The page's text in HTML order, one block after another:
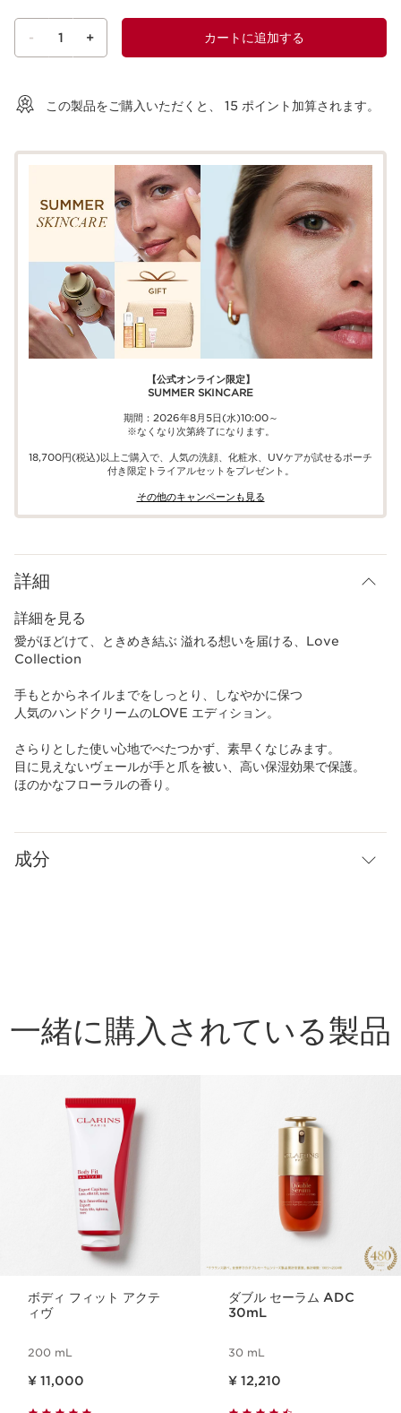
- 1 + カートに追加する
この製品をご購入いただくと、 15 ポイント加算されます。
【公式オンライン限定】​​
SUMMER SKINCARE
期間：2026年8月5日(水)10:00～
※なくなり次第終了になります。
18,700円(税込)以上ご購入で、​人気の洗顔、化粧水、UVケアが試せる​ポーチ
付き限定トライアルセットをプレゼント。​
その他のキャンペーンも見る​
詳細
詳細を見る
愛がほどけて、ときめき結ぶ 溢れる想いを届ける、Love
Collection
手もとからネイルまでをしっとり、しなやかに保つ
人気のハンドクリームのLOVE エディション。
さらりとした使い心地でべたつかず、素早くなじみます。
目に見えないヴェールが手と爪を被い、高い保湿効果で保護。
ほのかなフローラルの香り。
成分
一緒に購入されている製品
コンテンツへ移動
ボディ フィット アクテ
ィヴ
200 mL
¥ 11,000
ダブル セーラム ADC
30mL
30 mL
¥ 12,210